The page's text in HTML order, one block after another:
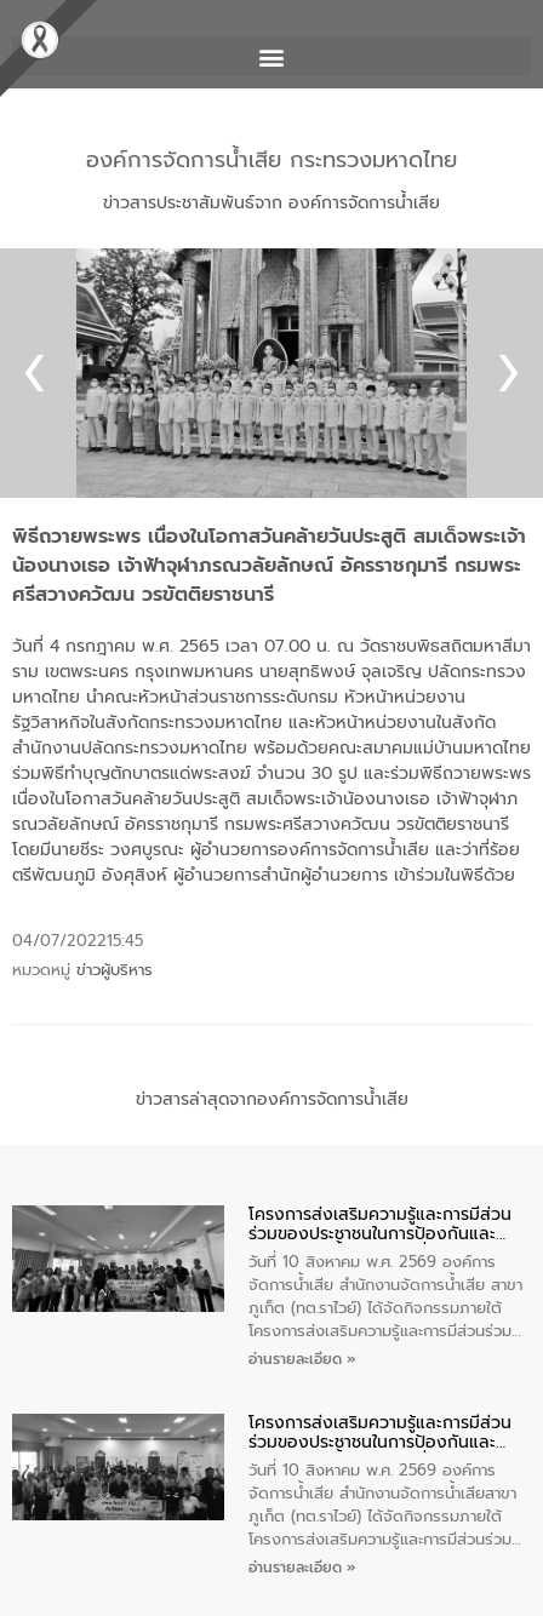
องค์การจัดการน้ำเสีย กระทรวงมหาดไทย
ข่าวสารประชาสัมพันธ์จาก องค์การจัดการน้ำเสีย
พิธีถวายพระพร เนื่องในโอกาสวันคล้ายวันประสูติ สมเด็จพระเจ้า
น้องนางเธอ เจ้าฟ้าจุฬาภรณวลัยลักษณ์ อัครราชกุมารี กรมพระ
ศรีสวางควัฒน วรขัตติยราชนารี
วันที่ 4 กรกฎาคม พ.ศ. 2565 เวลา 07.00 น. ณ วัดราชบพิธสถิตมหาสีมา
ราม เขตพระนคร กรุงเทพมหานคร นายสุทธิพงษ์ จุลเจริญ ปลัดกระทรวง
มหาดไทย นำคณะหัวหน้าส่วนราชการระดับกรม หัวหน้าหน่วยงาน
รัฐวิสาหกิจในสังกัดกระทรวงมหาดไทย และหัวหน้าหน่วยงานในสังกัด
สำนักงานปลัดกระทรวงมหาดไทย พร้อมด้วยคณะสมาคมแม่บ้านมหาดไทย
ร่วมพิธีทำบุญตักบาตรแด่พระสงฆ์ จำนวน 30 รูป และร่วมพิธีถวายพระพร
เนื่องในโอกาสวันคล้ายวันประสูติ สมเด็จพระเจ้าน้องนางเธอ เจ้าฟ้าจุฬาภ
รณวลัยลักษณ์ อัครราชกุมารี กรมพระศรีสวางควัฒน วรขัตติยราชนารี
โดยมีนายชีระ วงศบูรณะ ผู้อำนวยการองค์การจัดการน้ำเสีย และว่าที่ร้อย
ตรีพัฒนภูมิ อังศุสิงห์ ผู้อำนวยการสำนักผู้อำนวยการ เข้าร่วมในพิธีด้วย
04/07/202215:45
หมวดหมู่ ข่าวผู้บริหาร
ข่าวสารล่าสุดจากองค์การจัดการน้ำเสีย
โครงการส่งเสริมความรู้และการมีส่วน
ร่วมของประชาชนในการป้องกันและ
แก้ไขปัญหาน้ำเสียอย่างยั่งยืน
วันที่ 10 สิงหาคม พ.ศ. 2569 องค์การ
จัดการน้ำเสีย สำนักงานจัดการน้ำเสีย สาขา
ภูเก็ต (ทต.ราไวย์) ได้จัดกิจกรรมภายใต้
โครงการส่งเสริมความรู้และการมีส่วนร่วม
ของประชาชนในการป้องกันและแก้ไขปัญหา
ความรู้แก่อาสาสมัครท้องถิ่นรักษ์โลก อาสา
สมัครสาธารณสุขประจำหมู่บ้าน และ
ประชาชนผู้ที่สนใจเข้าร่วม จำนวน 80 คน
เพื่อส่งเสริมความรู้ด้านการจัดการน้ำเสีย
การบำบัดน้ำเสียเบื้องต้นในครัวเรือน และ
สร้างจิตสำนึกในการอนุรักษ์สิ่งแวดล้อม ใน
การนี้ นายเทมส์ ไกรทัศน์ นายกเทศมนตรี
อ่านรายละเอียด »
โครงการส่งเสริมความรู้และการมีส่วน
ร่วมของประชาชนในการป้องกันและ
แก้ไขปัญหาน้ำเสียอย่างยั่งยืน
วันที่ 10 สิงหาคม พ.ศ. 2569 องค์การ
จัดการน้ำเสีย สำนักงานจัดการน้ำเสียสาขา
ภูเก็ต (ทต.ราไวย์) ได้จัดกิจกรรมภายใต้
โครงการส่งเสริมความรู้และการมีส่วนร่วม
ของประชาชนในการป้องกันและแก้ไขปัญหา
อ่านรายละเอียด »